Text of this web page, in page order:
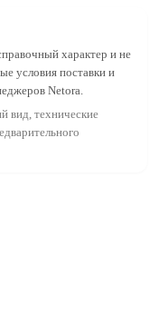
характер и не
условия поставки и
Netora.
вид, технические